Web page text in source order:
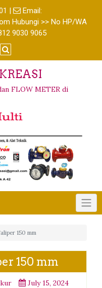
|
Email:
Hubungi >> No HP/WA
9030 9065
FLOW METER di
150 mm
150 mm
July 15, 2024